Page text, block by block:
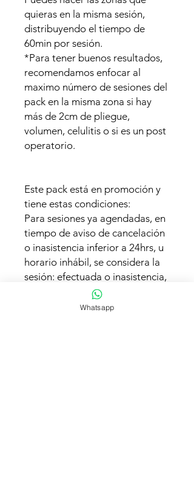
quieras en la misma sesión,
distribuyendo el tiempo de
60min por sesión.
*Para tener buenos resultados,
recomendamos enfocar al
maximo número de sesiones del
pack en la misma zona si hay
más de 2cm de pliegue,
volumen, celulitis o si es un post
operatorio.
Este pack está en promoción y
tiene estas condiciones:
Para sesiones ya agendadas, en
tiempo de aviso de cancelación
o inasistencia inferior a 24hrs, u
horario inhábil, se considera la
sesión: efectuada o inasistencia,
SIN Excepciones, independiente
de la causa; urgencias, motivos
Whatsapp